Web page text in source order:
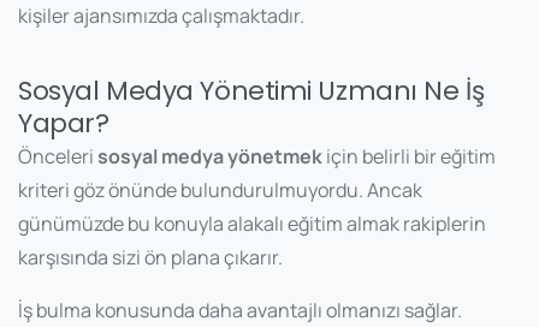
kişiler ajansımızda çalışmaktadır.
Sosyal Medya Yönetimi Uzmanı Ne İş
Yapar?
Önceleri sosyal medya yönetmekiçin belirli bir eğitim
kriteri göz önünde bulundurulmuyordu. Ancak
günümüzde bu konuyla alakalı eğitim almak rakiplerin
karşısında sizi ön plana çıkarır.
İş bulma konusunda daha avantajlı olmanızı sağlar.